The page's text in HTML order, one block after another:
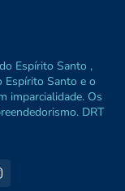
Espírito Santo ,
Espírito Santo e o
imparcialidade. Os
DRT